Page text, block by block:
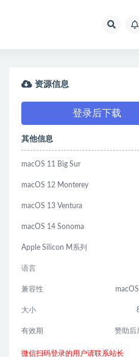
资源信息
登录后下载
其他信息
macOS 11 Big Sur
macOS 12 Monterey
macOS 13 Ventura
macOS 14 Sonoma
Apple Silicon M系列
语言
兼容性
大小
有效期 赞助后
微信扫码登录的用户请联系站长